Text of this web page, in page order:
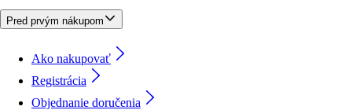
Pred prvým nákupom
Ako nakupovať
Registrácia
Objednanie doručenia